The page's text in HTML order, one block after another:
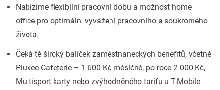
Nabízíme flexibilní pracovní dobu a možnost home
office pro optimální vyvážení pracovního a soukromého
života.
Čeká tě široký balíček zaměstnaneckých benefitů, včetně
Pluxee Cafeterie – 1 600 Kč měsíčně, po roce 2 000 Kč,
Multisport karty nebo zvýhodněného tarifu u T-Mobile